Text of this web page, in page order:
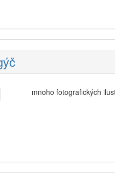
mnoho fotografických